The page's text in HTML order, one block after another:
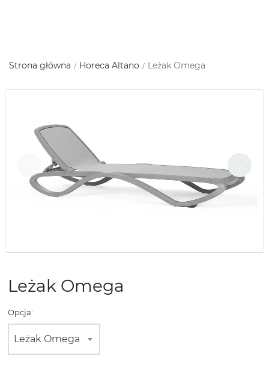
Strona główna Horeca Altano Leżak Omega
Leżak Omega
Opcja:
Leżak Omega